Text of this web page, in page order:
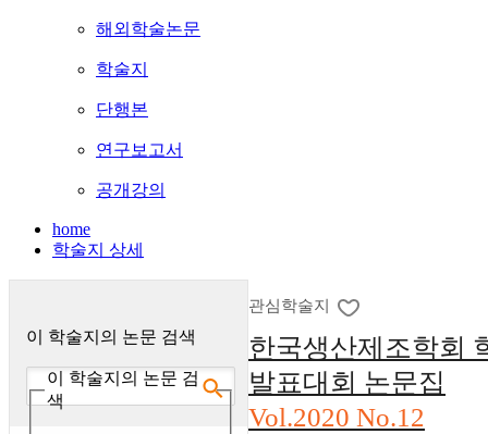
해외학술논문
학술지
단행본
연구보고서
공개강의
home
학술지 상세
이 학술지의 논문 검색
이 학술지의 논문 검
색
관심학술지
한국생산제조학회
발표대회 논문집
Vol.2020 No.12